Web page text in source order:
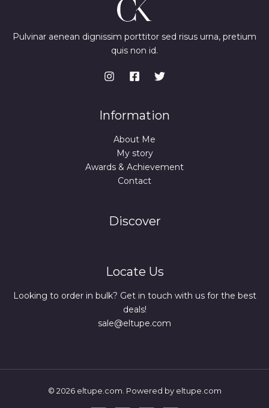
Pulvinar aenean dignissim porttitor sed risus urna, pretium
quis non id.
Information
About Me
My story
Awards & Achievement
Contact
Discover
Locate Us
Looking to order in bulk? Get in touch with us for the best
deals!
sale@eltupe.com
© 2026 eltupe.com. Powered by eltupe.com